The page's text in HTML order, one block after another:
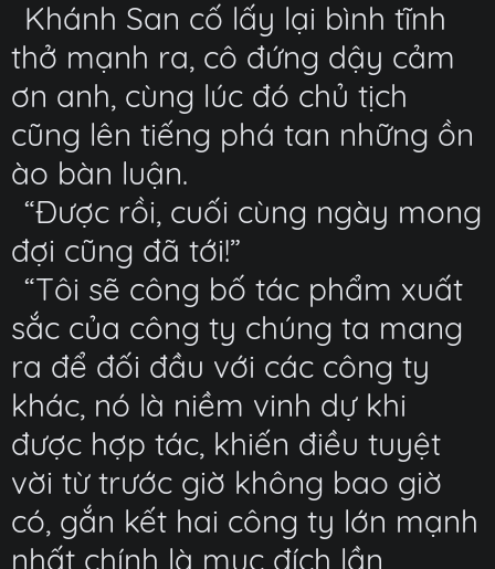
Khánh San cố lấy lại bình tĩnh
thở mạnh ra, cô đứng dậy cảm
ơn anh, cùng lúc đó chủ tịch
cũng lên tiếng phá tan những ồn
ào bàn luận.
“Được rồi, cuối cùng ngày mong
đợi cũng đã tới!”
“Tôi sẽ công bố tác phẩm xuất
sắc của công ty chúng ta mang
ra để đối đầu với các công ty
khác, nó là niềm vinh dự khi
được hợp tác, khiến điều tuyệt
vời từ trước giờ không bao giờ
có, gắn kết hai công ty lớn mạnh
nhất chính là mục đích lần